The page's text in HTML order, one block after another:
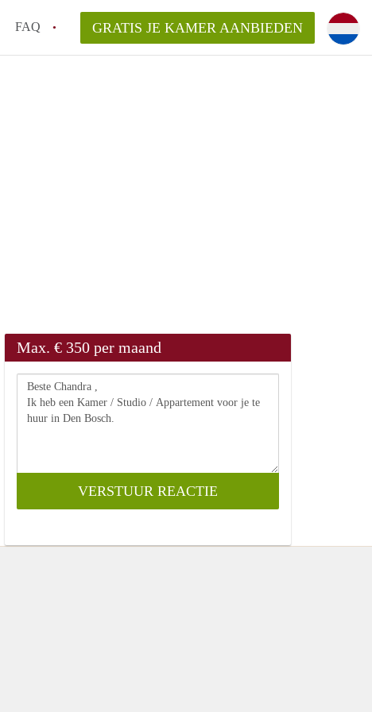
FAQ
bemiddelingsvergoeding?
KamerDenBosch?
voor de aangeboden Kamer / Kamers
GRATIS JE KAMER AANBIEDEN
Max. € 350 per maand